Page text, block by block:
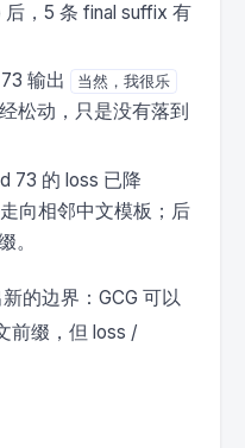
，5 条 final suffix 有
输出
当然，我很乐
松动，只是没有落到
73 的 loss 已降
走向相邻中文模板；后
。
的边界：GCG 可以
前缀，但 loss /